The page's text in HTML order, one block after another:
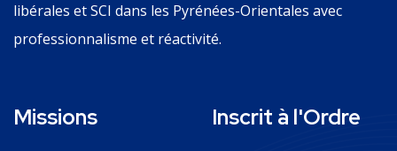
libérales et SCI dans les Pyrénées-Orientales avec
professionnalisme et réactivité.
Missions Inscrit à l'Ordre